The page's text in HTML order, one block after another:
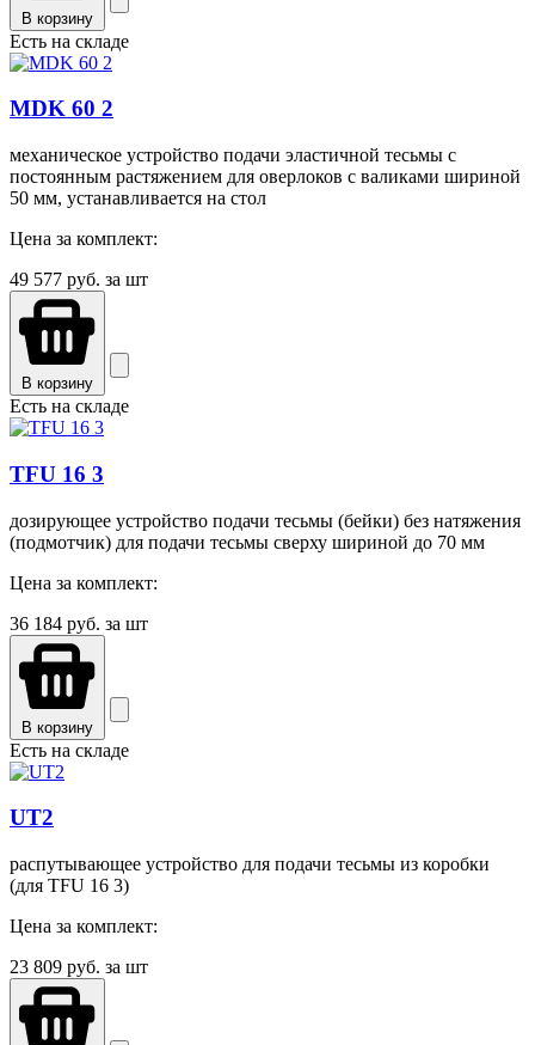
В корзину
Есть на складе
MDK 60 2
механическое устройство подачи эластичной тесьмы с
постоянным растяжением для оверлоков с валиками шириной
50 мм, устанавливается на стол
Цена за комплект:
49 577 руб. за шт
В корзину
Есть на складе
TFU 16 3
дозирующее устройство подачи тесьмы (бейки) без натяжения
(подмотчик) для подачи тесьмы сверху шириной до 70 мм
Цена за комплект:
36 184 руб. за шт
В корзину
Есть на складе
UT2
распутывающее устройство для подачи тесьмы из коробки
(для TFU 16 3)
Цена за комплект:
23 809 руб. за шт